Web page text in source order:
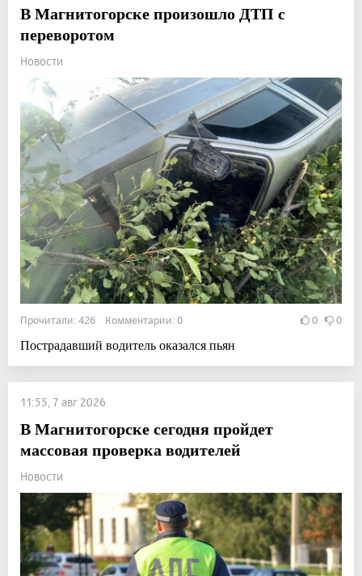
В Магнитогорске произошло ДТП с
переворотом
Новости
Прочитали: 426 Комментарии: 0 0 0
Пострадавший водитель оказался пьян
11:55, 7 авг 2026
В Магнитогорске сегодня пройдет
массовая проверка водителей
Новости